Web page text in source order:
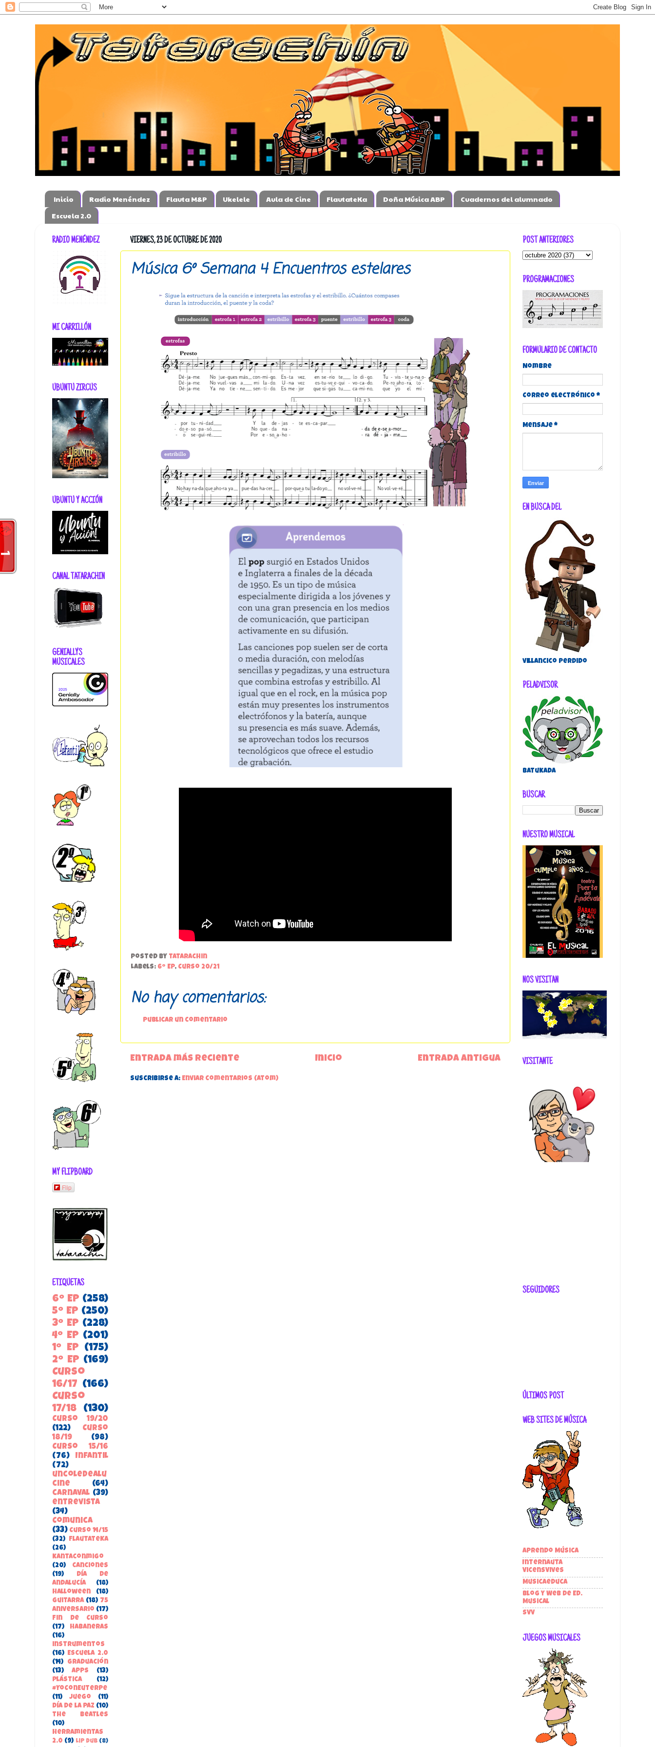
Inicio Radio Menéndez Flauta M&P Ukelele Aula de Cine FlautateKa Doña Música ABP
Cuadernos del alumnado
Escuela 2.0
VIERNES, 23 DE OCTUBRE DE 2020
Música 6º Semana 4 Encuentros estelares
Posted by tatarachin
Labels: 6º EP, Curso 20/21
No hay comentarios:
Publicar un comentario
Entrada más reciente Entrada antigua
Inicio
Suscribirse a: Enviar comentarios (Atom)
RADIO MENÉNDEZ
MI CARRILLÓN
UBUNTU ZIRCUS
UBUNTU Y ACCIÓN
CANAL TATARACHIN
GENIALLYS
MUSICALES
MY FLIPBOARD
Flip
ETIQUETAS
6º EP (258)
5º EP (250)
3º EP (228)
4º EP (201)
1º EP
(175)
2º EP (169)
Curso
16/17 (166)
Curso
17/18
(130)
Curso 19/20
(122)
Curso
18/19
(98)
Curso 15/16
(76)
Infantil
(72)
uncoledealu
cine
(64)
carnaval (39)
entrevista
(34)
ComunicA
(33) Curso 14/15
(32)
FlautateKa
(26)
kantaconmigo
(20)
canciones
(19)
Día de
Andalucía
(18)
Halloween
(18)
guitarra (18) 75
aniversario (17)
Fin de Curso
(17)
habaneras
(16)
instrumentos
(16) Escuela 2.0
(14)
Graduación
(13)
apps
(13)
Plástica
(12)
#YoConEuterpe
(11)
juego
(11)
Día de la Paz (10)
the beatles
(10)
herramientas
2.0 (9) Lip Dub (8)
POST ANTERIORES
PROGRAMACIONES
FORMULARIO DE CONTACTO
Nombre
Correo electrónico *
Mensaje *
EN BUSCA DEL
villancico perdido
PELADVISOR
Batukada
BUSCAR
NUESTRO MUSICAL
NOS VISITAN
VISITANTE
SEGUIDORES
ÚLTIMOS POST
WEB SITES DE MÚSICA
Aprendo Música
Internauta
VicensVives
Musicaeduca
Blog y Web de Ed.
Musical
SVV
JUEGOS MUSICALES